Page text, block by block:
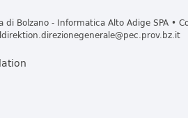
Bolzano - Informatica Alto Adige SPA •